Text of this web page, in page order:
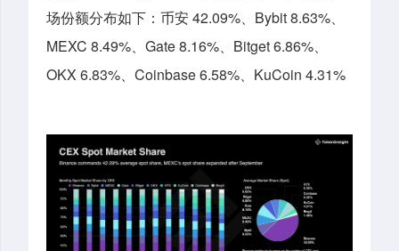
场份额分布如下：币安 42.09%、Bybit 8.63%、
MEXC 8.49%、Gate 8.16%、Bitget 6.86%、
OKX 6.83%、Coinbase 6.58%、KuCoin 4.31%